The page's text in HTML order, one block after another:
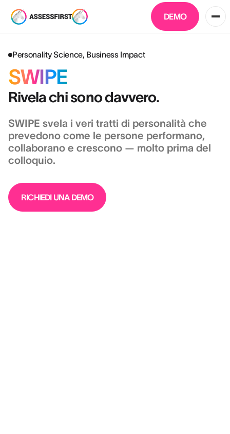
DEMO
Personality Science, Business Impact
SWIPE
Rivela chi sono davvero.
SWIPE svela i veri tratti di personalità che
prevedono come le persone performano,
collaborano e crescono — molto prima del
colloquio.
RICHIEDI UNA DEMO